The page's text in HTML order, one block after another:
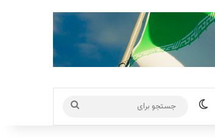
تغییر پوسته
برای